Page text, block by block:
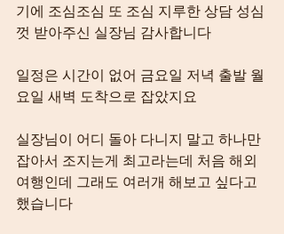
기에 조심조심 또 조심 지루한 상담 성심
껏 받아주신 실장님 감사합니다
일정은 시간이 없어 금요일 저녁 출발 월
요일 새벽 도착으로 잡았지요
실장님이 어디 돌아 다니지 말고 하나만
잡아서 조지는게 최고라는데 처음 해외
여행인데 그래도 여러개 해보고 싶다고
했습니다